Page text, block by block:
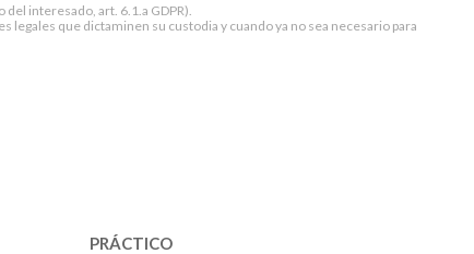
interesado, art. 6.1.a GDPR).
que dictaminen su custodia y cuando ya no sea necesario para
PRÁCTICO